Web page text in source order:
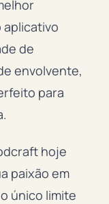
aplicativo
de
envolvente,
para
hoje
paixão em
único limite